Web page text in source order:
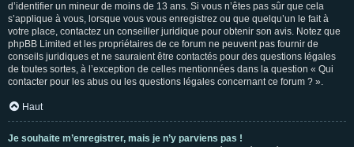
d’identifier un mineur de moins de 13 ans. Si vous n’êtes pas sûr que cela
s’applique à vous, lorsque vous vous enregistrez ou que quelqu’un le fait à
votre place, contactez un conseiller juridique pour obtenir son avis. Notez que
phpBB Limited et les propriétaires de ce forum ne peuvent pas fournir de
conseils juridiques et ne sauraient être contactés pour des questions légales
de toutes sortes, à l’exception de celles mentionnées dans la question « Qui
contacter pour les abus ou les questions légales concernant ce forum ? ».
Haut
Je souhaite m’enregistrer, mais je n’y parviens pas !